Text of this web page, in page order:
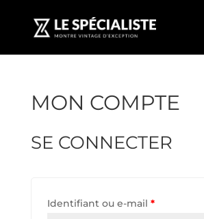
MON COMPTE
SE CONNECTER
Identifiant ou e-mail *